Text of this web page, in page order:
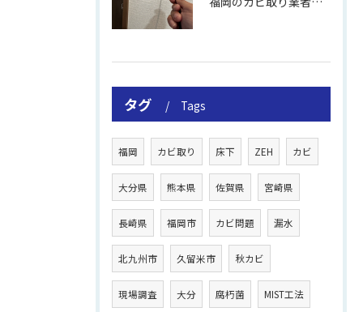
タグ Tags
福岡 カビ取り 床下 ZEH カビ
大分県 熊本県 佐賀県 宮崎県
長崎県 福岡市 カビ問題 漏水
北九州市 久留米市 秋カビ
現場調査 大分 腐朽菌 MIST工法